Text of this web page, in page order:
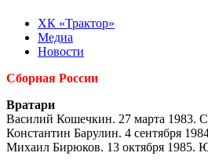
ХК «Трактор»
Медиа
Новости
Сборная России
Вратари
Василий Кошечкин. 27 марта 1983.
Константин Барулин. 4 сентября
Михаил Бирюков. 13 октября 1985.